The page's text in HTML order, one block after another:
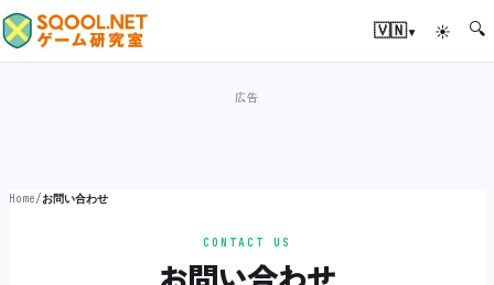
🇻🇳▾ ☀ 🔍
Home/お問い合わせ
CONTACT US